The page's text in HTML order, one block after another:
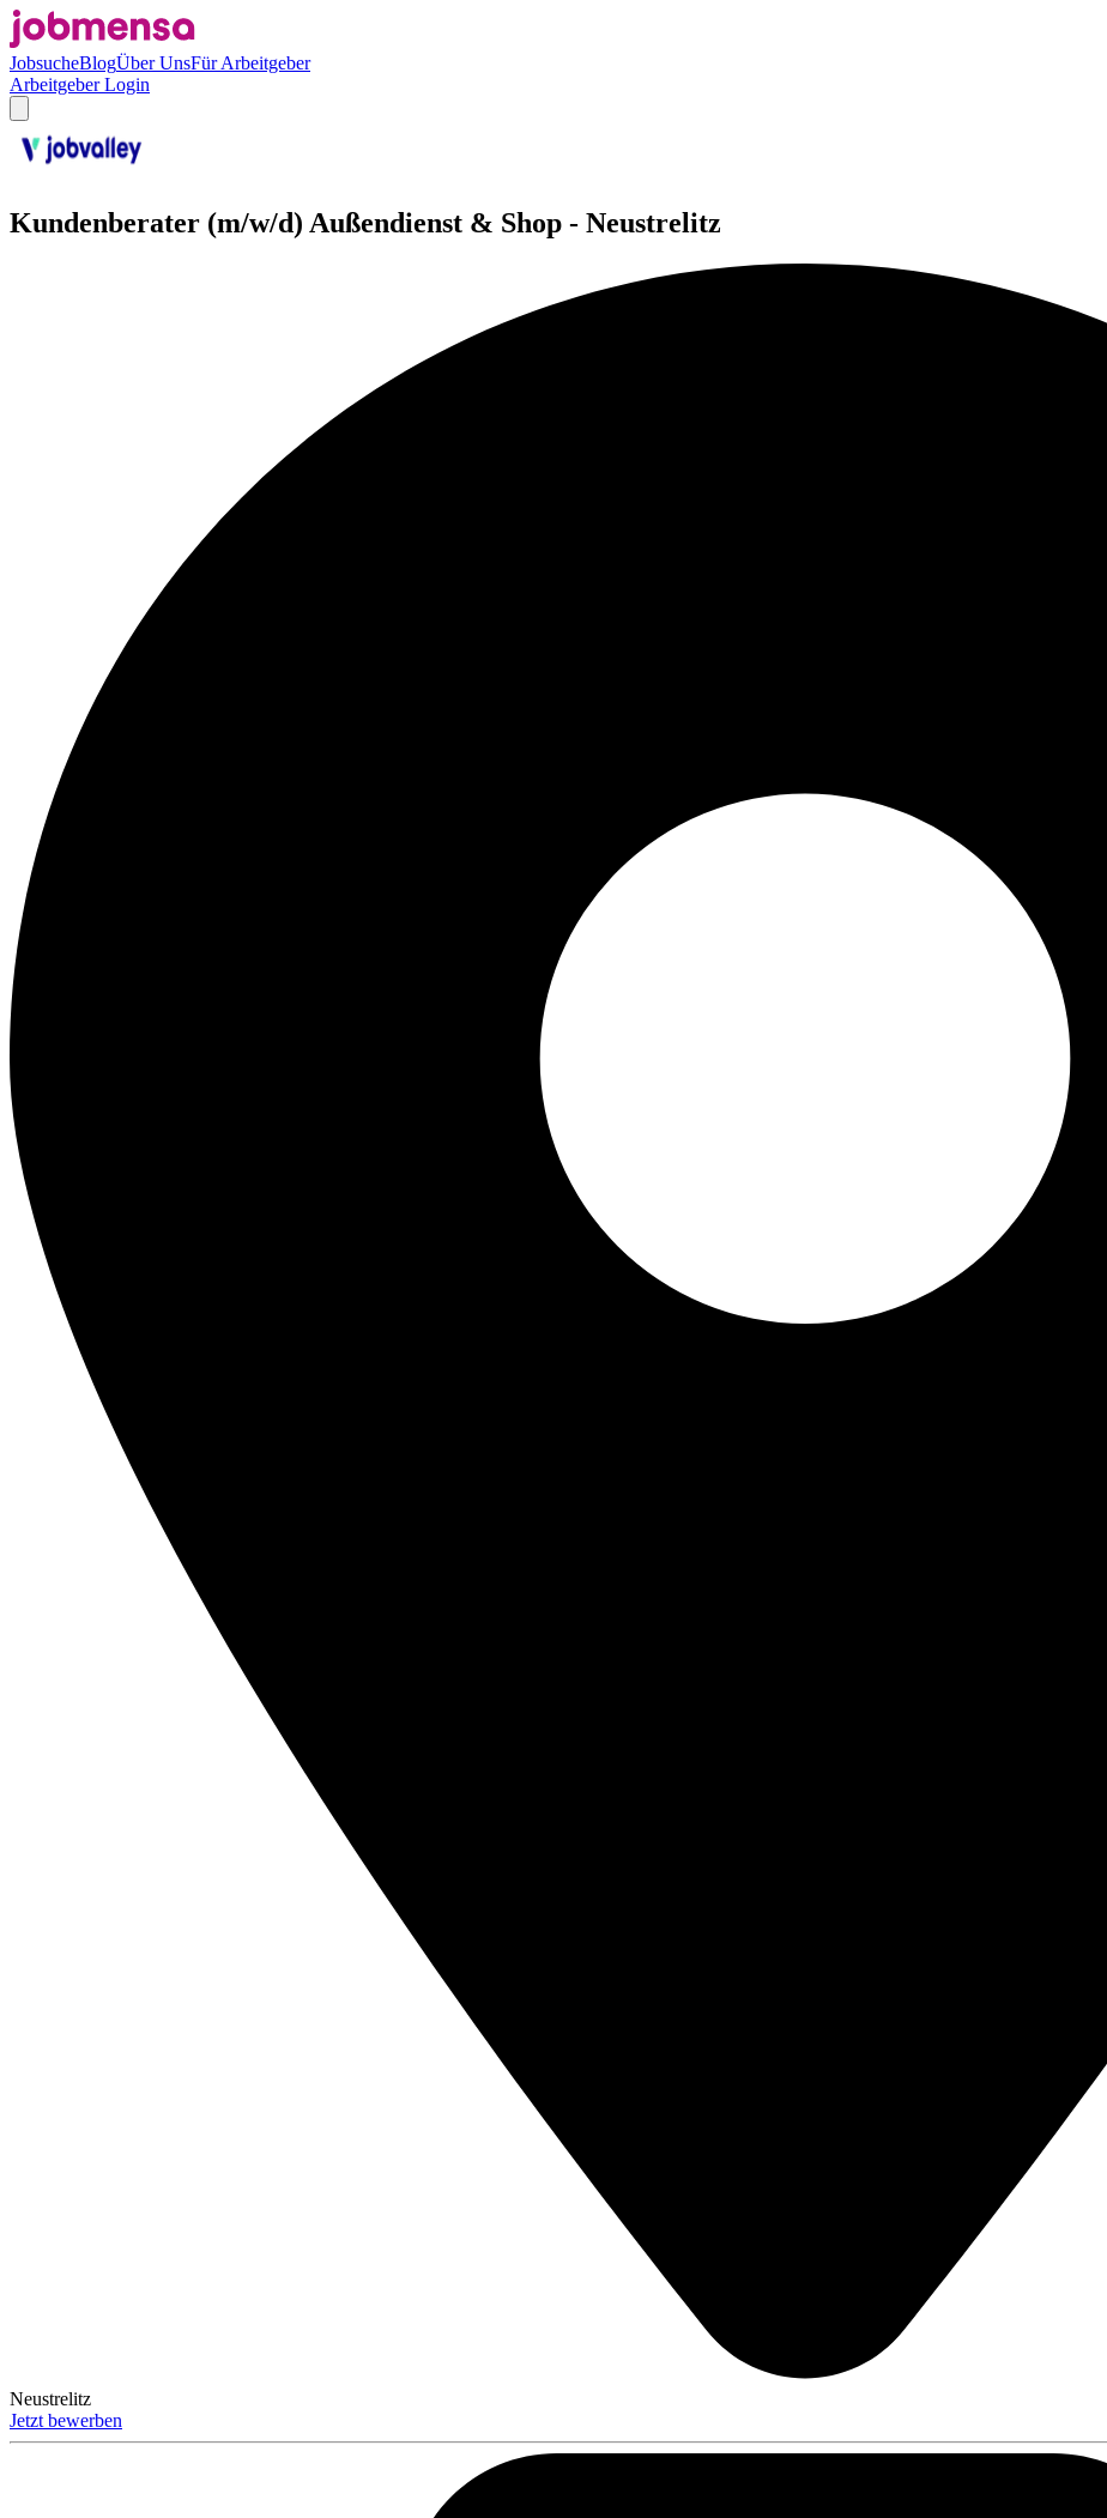
JobsucheBlogÜber UnsFür Arbeitgeber
Arbeitgeber Login
Kundenberater (m/w/d) Außendienst & Shop - Neustrelitz
Neustrelitz
Jetzt bewerben